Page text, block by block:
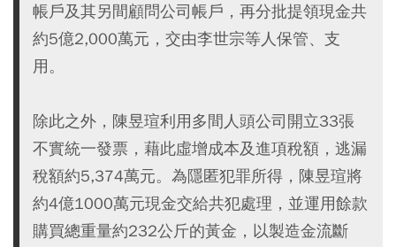
帳戶及其另間顧問公司帳戶，再分批提領現金共
約5億2,000萬元，交由李世宗等人保管、支
用。
除此之外，陳昱瑄利用多間人頭公司開立33張
不實統一發票，藉此虛增成本及進項稅額，逃漏
稅額約5,374萬元。為隱匿犯罪所得，陳昱瑄將
約4億1000萬元現金交給共犯處理，並運用餘款
購買總重量約232公斤的黃金，以製造金流斷